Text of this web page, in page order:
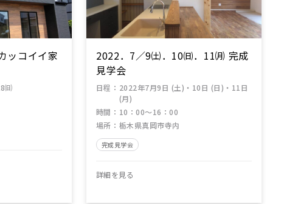
ッコイイ家
㈰
2022．7／9㈯．10㈰．11㈪ 完成
見学会
日程 ： 2022年7月9日 (土)・10日 (日)・11日
(月)
時間 ： 10：00～16：00
場所 ： 栃木県真岡市寺内
完成見学会
詳細を見る